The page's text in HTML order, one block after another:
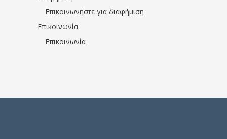
Επικοινωνήστε για διαφήμιση
Επικοινωνία
Επικοινωνία